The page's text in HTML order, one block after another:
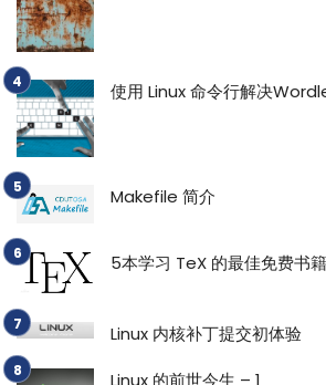
使用 Linux 命令行解决
Makefile 简介
5本学习 TeX 的最佳免费书籍
Linux 内核补丁提交初体验